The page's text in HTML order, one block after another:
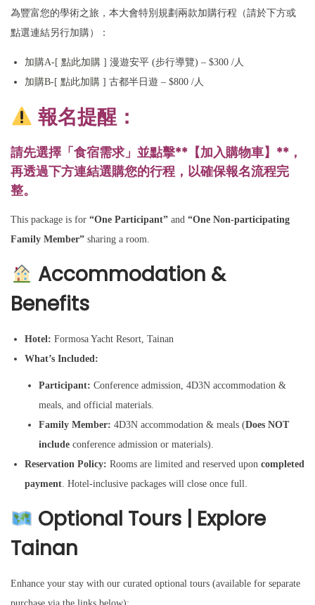
為豐富您的學術之旅，本大會特別規劃兩款加購行程（請於下方或
點選連結另行加購）：
加購A-[ 點此加購 ] 漫遊安平 (步行導覽) – $300 /人
加購B-[ 點此加購 ] 古都半日遊 – $800 /人
報名提醒：
請先選擇「食宿需求」並點擊**【加入購物車】**，
再透過下方連結選購您的行程，以確保報名流程完
整。
This package is for “One Participant” and “One Non-participating
Family Member” sharing a room.
Accommodation &
Benefits
Hotel: Formosa Yacht Resort, Tainan
What’s Included:
Participant: Conference admission, 4D3N accommodation &
meals, and official materials.
Family Member: 4D3N accommodation & meals (Does NOT
include conference admission or materials).
Reservation Policy: Rooms are limited and reserved upon completed
payment . Hotel-inclusive packages will close once full.
Optional Tours | Explore
Tainan
Enhance your stay with our curated optional tours (available for separate